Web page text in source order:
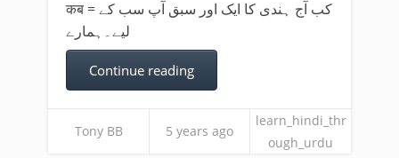
कब = کب آج ہندی کا ایک اور سبق آپ سب کے
لیے۔ہمارے
Continue reading
Tony BB 5 years ago
learn_hindi_thr
ough_urdu